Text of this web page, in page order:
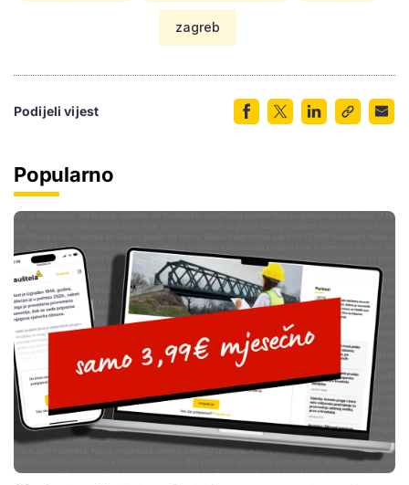
zagreb
Podijeli vijest
Popularno